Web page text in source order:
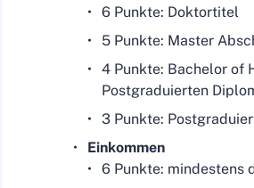
6 Punkte: Doktortitel
5 Punkte: Master
4 Punkte: Bachelor of
Postgraduierten
3 Punkte:
Einkommen
6 Punkte: mindestens